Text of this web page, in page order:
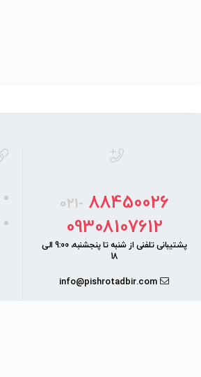
021- 88450026
09308107612
پشتیبانی تلفنی از شنبه تا پنجشنبه، 9:00 الی
18
info@pishrotadbir.com